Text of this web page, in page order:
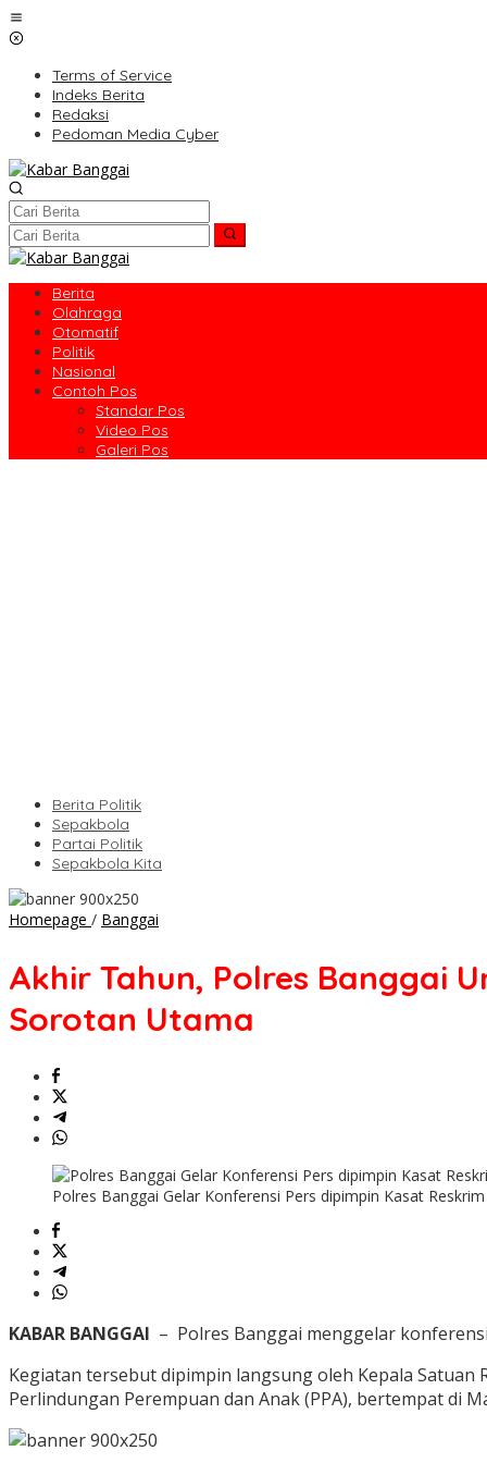
Lewati
ke
Terms of Service
Indeks Berita
Redaksi
Pedoman Media Cyber
Berita
Olahraga
Otomatif
Politik
Nasional
Contoh Pos
Standar Pos
Video Pos
Galeri Pos
Berita Politik
Sepakbola
Partai Politik
Sepakbola Kita
Homepage / Banggai
Banggai
Ungkap
Empat
Utama
Akhir Tahun, Polres Banggai
Sorotan Utama
Polres Banggai Gelar Konferensi Pers dipimpin Kasat
KABAR BANGGAI – Polres Banggai menggelar
Kegiatan tersebut dipimpin langsung oleh Kepala Satuan
Perlindungan Perempuan dan Anak (PPA), bertempat di